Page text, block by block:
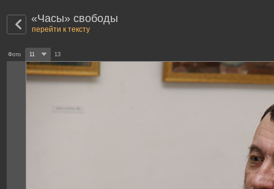
«Часы» свободы
перейти к тексту
Фото 11 13